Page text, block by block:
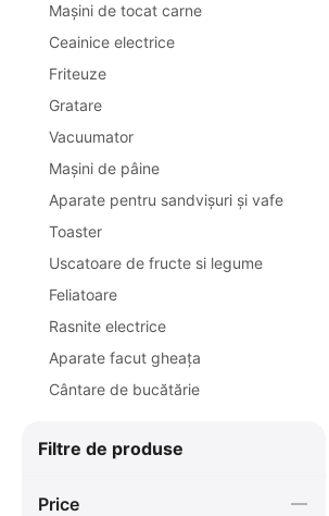
Maşini de tocat carne
Ceainice electrice
Friteuze
Gratare
Vacuumator
Maşini de pâine
Aparate pentru sandvişuri și vafe
Toaster
Uscatoare de fructe si legume
Feliatoare
Rasnite electrice
Aparate facut gheața
Cântarе de bucătărie
Filtre de produse
Price